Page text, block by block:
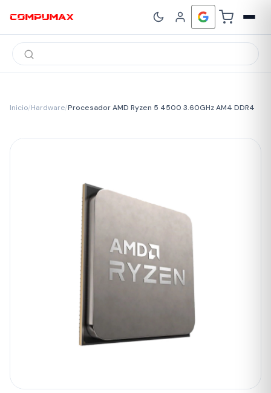
Búsqueda
de
productos
Inicio/Hardware/Procesador AMD Ryzen 5 4500 3.60GHz AM4 DDR4